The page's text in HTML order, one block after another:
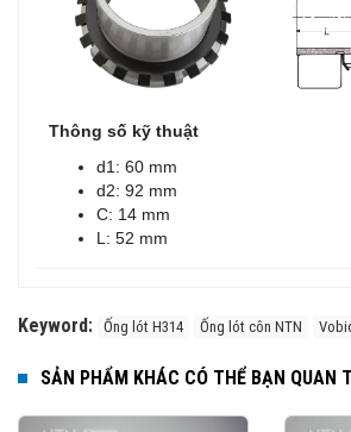
Thông số kỹ thuật
d1: 60 mm
d2: 92 mm
C: 14 mm
L: 52 mm
Keyword: Ống lót H314 Ống lót côn NTN
SẢN PHẨM KHÁC CÓ THỂ BẠN QUAN